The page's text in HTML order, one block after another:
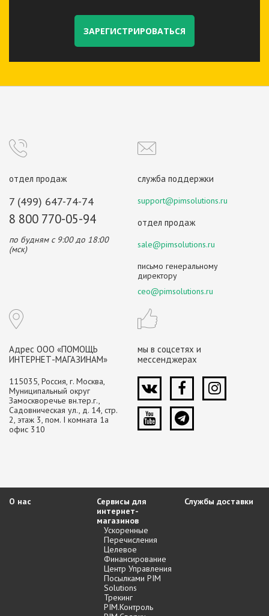
ЗАРЕГИСТРИРОВАТЬСЯ
отдел продаж
7 (499) 647-74-74
8 800 770-05-94
по будням с 9:00 до 18:00
(мск)
служба поддержки
support@pimsolutions.ru
отдел продаж
sale@pimsolutions.ru
письмо генеральному
директору
ceo@pimsolutions.ru
Адрес ООО «ПОМОЩЬ
ИНТЕРНЕТ-МАГАЗИНАМ»
115035, Россия, г. Москва,
Муниципальный округ
Замоскворечье вн.тер.г.,
Садовническая ул., д. 14, стр.
2, этаж 3, пом. I комната 1а
офис 310
мы в соцсетях и
мессенджерах
О нас
Сервисы для
интернет-
магазинов
Ускоренные
Перечисления
Целевое
Финансирование
Центр Управления
Посылками PIM
Solutions
Трекинг
PIM.Контроль
Службы доставки